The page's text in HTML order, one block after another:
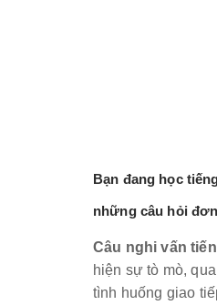
Bạn đang học
những câu hỏi
Câu nghi vấn
hiện sự tò mò,
tình huống giao